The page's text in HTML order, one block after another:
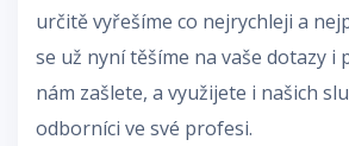
určitě vyřešíme co nejrychleji a
se už nyní těšíme na vaše dotazy i
nám zašlete, a využijete i našich
odborníci ve své profesi.